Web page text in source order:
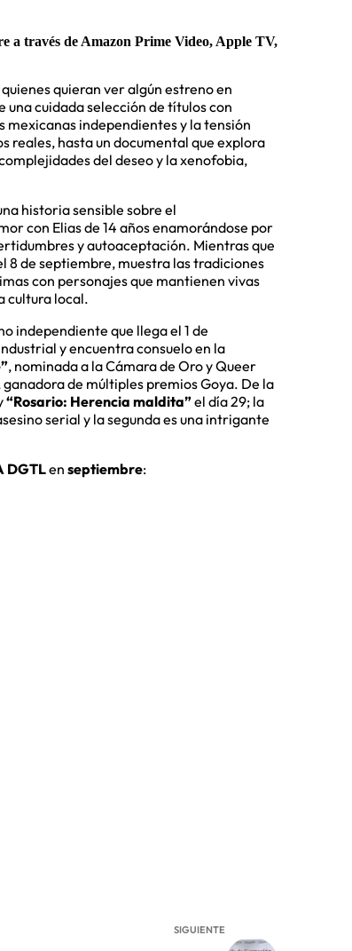
a través de Amazon Prime Video, Apple TV,
quieran ver algún estreno en
una cuidada selección de títulos con
mexicanas independientes y la tensión
reales, hasta un documental que explora
del deseo y la xenofobia,
historia sensible sobre el
con Elias de 14 años enamorándose por
y autoaceptación. Mientras que
8 de septiembre, muestra las tradiciones
con personajes que mantienen vivas
cultura local.
independiente que llega el 1 de
y encuentra consuelo en la
, nominada a la Cámara de Oro y Queer
ganadora de múltiples premios Goya. De la
“Rosario: Herencia maldita”el día 29; la
serial y la segunda es una intrigante
DGTLen septiembre:
SIGUIENTE